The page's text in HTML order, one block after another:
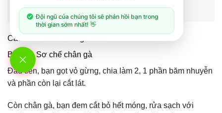
Cách làm món chân gà tàu xì
Bước 1 Sơ chế chân gà
Đầu tiên, bạn gọt vỏ gừng, chia làm 2, 1 phần băm nhuyễn
và phần còn lại cắt lát.
Còn chân gà, bạn đem cắt bỏ hết móng, rửa sạch với
Đội ngũ của chúng tôi sẽ phản hồi bạn trong
thời gian sớm nhất! 👋